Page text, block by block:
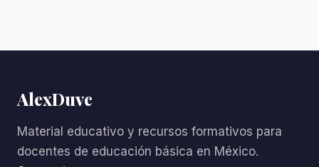
AlexDuve
Material educativo y recursos formativos para
docentes de educación básica en México.